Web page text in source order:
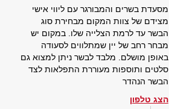
מסעדת בשרים והמבורגר עם ליווי אישי
מצידם של צוות המקום מבחירת סוג
הבשר עד לרמת הצלייה שלו. במקום יש
מבחר רחב של יין שמתלווים לסעודה
באופן מושלם. מלבד לבשר ניתן למצוא גם
סלטים ותוספות מעוררת התפלאות לצד
הבשר הנהדר
הצג טלפון